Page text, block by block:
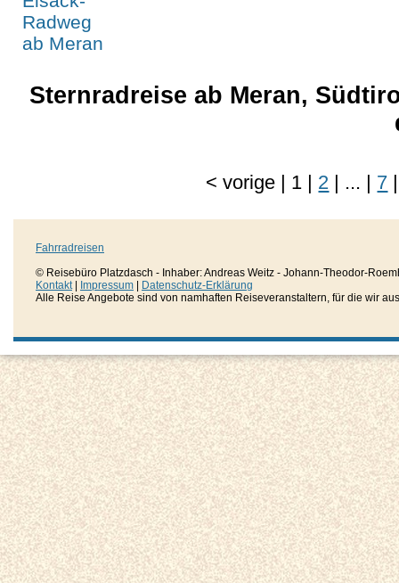
Sternradreise ab Meran,
<vorige | 1 | 2 | ... | 7 |
Fahrradreisen
© Reisebüro Platzdasch - Inhaber: Andreas Weitz - Johann-Theodor-
Kontakt| Impressum
Datenschutz-Erklärung
Alle Reise Angebote sind von namhaften Reiseveranstaltern, für die wir